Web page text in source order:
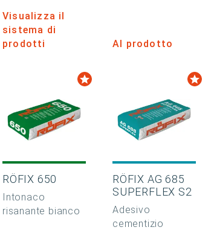
Visualizza il
sistema di
prodotti
Al prodotto
RÖFIX 650
Intonaco
risanante bianco
RÖFIX AG 685
SUPERFLEX S2
Adesivo
cementizio